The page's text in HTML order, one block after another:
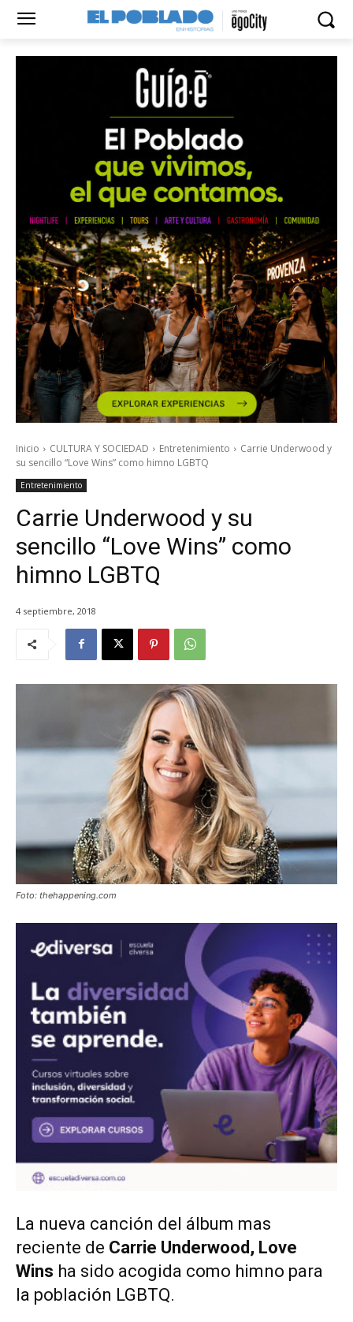
Inicio CULTURA Y SOCIEDAD Entretenimiento
Carrie Underwood y
su sencillo “Love Wins” como himno LGBTQ
Entretenimiento
Carrie Underwood y su
sencillo “Love Wins” como
himno LGBTQ
4 septiembre, 2018
Foto: thehappening.com
La nueva canción del álbum mas
reciente de Carrie Underwood, Love
Wins ha sido acogida como himno para
la población LGBTQ.